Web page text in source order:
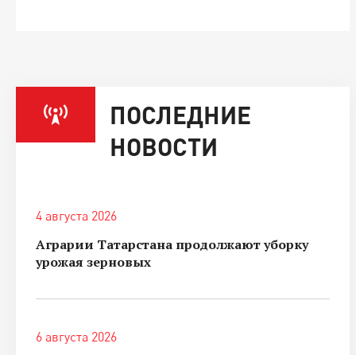
ПОСЛЕДНИЕ
НОВОСТИ
4 августа 2026
Аграрии Татарстана продолжают уборку
урожая зерновых
6 августа 2026